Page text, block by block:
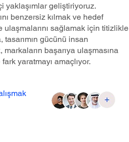
yaklaşımlar geliştiriyoruz.
benzersiz kılmak ve hedef
sağlamak için titizlikle
tasarımın gücünü insan
başarıya ulaşmasına
yaratmayı amaçlıyor.